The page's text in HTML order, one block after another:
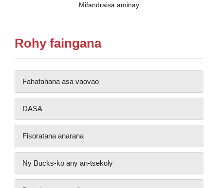
Mifandraisa aminay
Rohy faingana
Fahafahana asa vaovao
DASA
Fisoratana anarana
Ny Bucks-ko any an-tsekoly